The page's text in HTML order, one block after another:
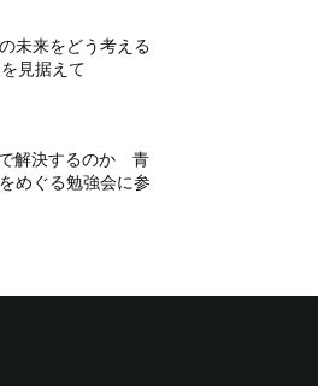
未来をどう考える
見据えて
で解決するのか 青
めぐる勉強会に参